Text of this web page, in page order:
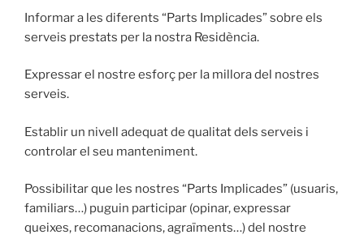
Informar a les diferents “Parts Implicades” sobre els
serveis prestats per la nostra Residència.
Expressar el nostre esforç per la millora del nostres
serveis.
Establir un nivell adequat de qualitat dels serveis i
controlar el seu manteniment.
Possibilitar que les nostres “Parts Implicades” (usuaris,
familiars…) puguin participar (opinar, expressar
queixes, recomanacions, agraïments…) del nostre